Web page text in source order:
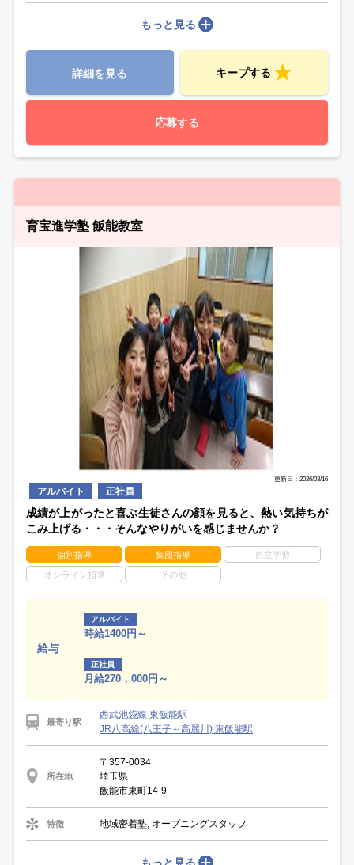
もっと見る
詳細を見る キープする
応募する
育宝進学塾 飯能教室
更新日：2026/03/16
アルバイト 正社員
成績が上がったと喜ぶ生徒さんの顔を見ると、熱い気持ちが
こみ上げる・・・そんなやりがいを感じませんか？
個別指導 集団指導 自立学習
オンライン指導 その他
給与
アルバイト
時給1400円～
正社員
月給270，000円～
最寄り駅
西武池袋線 東飯能駅
JR八高線(八王子～高麗川) 東飯能駅
所在地
〒357-0034
埼玉県
飯能市東町14-9
特徴 地域密着塾, オープニングスタッフ
もっと見る